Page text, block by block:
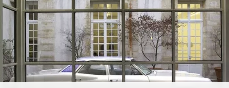
Archives
Medias
Publications
About
FR/EN